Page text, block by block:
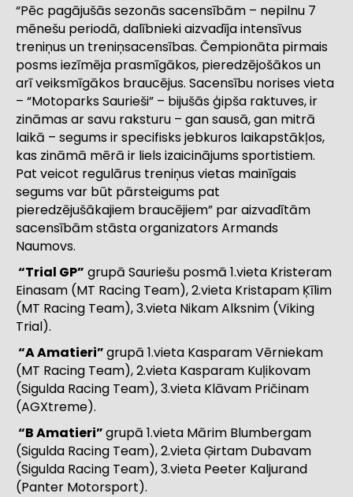
“Pēc pagājušās sezonās sacensībām – nepilnu 7
mēnešu periodā, dalībnieki aizvadīja intensīvus
treniņus un treniņsacensības. Čempionāta pirmais
posms iezīmēja prasmīgākos, pieredzējošākos un
arī veiksmīgākos braucējus. Sacensību norises vieta
– “Motoparks Saurieši” – bijušās ģipša raktuves, ir
zināmas ar savu raksturu – gan sausā, gan mitrā
laikā – segums ir specifisks jebkuros laikapstākļos,
kas zināmā mērā ir liels izaicinājums sportistiem.
Pat veicot regulārus treniņus vietas mainīgais
segums var būt pārsteigums pat
pieredzējušākajiem braucējiem” par aizvadītām
sacensībām stāsta organizators Armands
Naumovs.
“Trial GP” grupā Sauriešu posmā 1.vieta Kristeram
Einasam (MT Racing Team), 2.vieta Kristapam Ķīlim
(MT Racing Team), 3.vieta Nikam Alksnim (Viking
Trial).
“A Amatieri”grupā 1.vieta Kasparam Vērniekam
(MT Racing Team), 2.vieta Kasparam Kuļikovam
(Sigulda Racing Team), 3.vieta Klāvam Pričinam
(AGXtreme).
“B Amatieri”grupā 1.vieta Mārim Blumbergam
(Sigulda Racing Team), 2.vieta Ģirtam Dubavam
(Sigulda Racing Team), 3.vieta Peeter Kaljurand
(Panter Motorsport).